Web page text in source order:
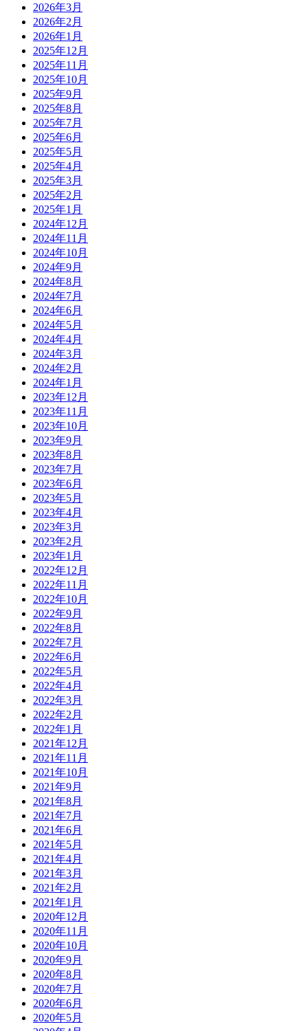
2026年3月
2026年2月
2026年1月
2025年12月
2025年11月
2025年10月
2025年9月
2025年8月
2025年7月
2025年6月
2025年5月
2025年4月
2025年3月
2025年2月
2025年1月
2024年12月
2024年11月
2024年10月
2024年9月
2024年8月
2024年7月
2024年6月
2024年5月
2024年4月
2024年3月
2024年2月
2024年1月
2023年12月
2023年11月
2023年10月
2023年9月
2023年8月
2023年7月
2023年6月
2023年5月
2023年4月
2023年3月
2023年2月
2023年1月
2022年12月
2022年11月
2022年10月
2022年9月
2022年8月
2022年7月
2022年6月
2022年5月
2022年4月
2022年3月
2022年2月
2022年1月
2021年12月
2021年11月
2021年10月
2021年9月
2021年8月
2021年7月
2021年6月
2021年5月
2021年4月
2021年3月
2021年2月
2021年1月
2020年12月
2020年11月
2020年10月
2020年9月
2020年8月
2020年7月
2020年6月
2020年5月